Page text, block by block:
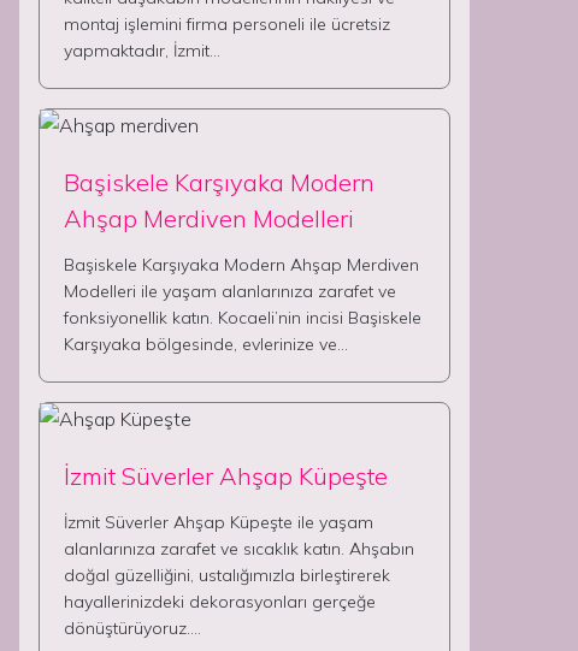
montaj işlemini firma personeli ile ücretsiz
yapmaktadır, İzmit…
Başiskele Karşıyaka Modern
Ahşap Merdiven Modelleri
Başiskele Karşıyaka Modern Ahşap Merdiven
Modelleri ile yaşam alanlarınıza zarafet ve
fonksiyonellik katın. Kocaeli’nin incisi Başiskele
Karşıyaka bölgesinde, evlerinize ve…
İzmit Süverler Ahşap Küpeşte
İzmit Süverler Ahşap Küpeşte ile yaşam
alanlarınıza zarafet ve sıcaklık katın. Ahşabın
doğal güzelliğini, ustalığımızla birleştirerek
hayallerinizdeki dekorasyonları gerçeğe
dönüştürüyoruz.…